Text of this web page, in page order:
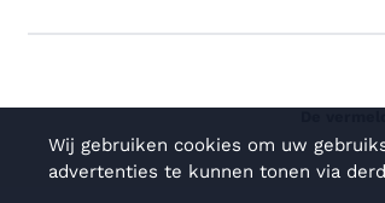
Wij gebruiken cookies om uw
advertenties te kunnen tonen via